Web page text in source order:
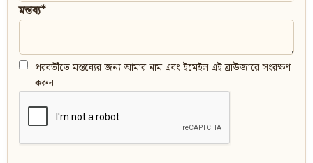
মন্তব্য*
পরবর্তীতে মন্তব্যের জন্য আমার নাম এবং ইমেইল এই ব্রাউজারে সংরক্ষণ
করুন।